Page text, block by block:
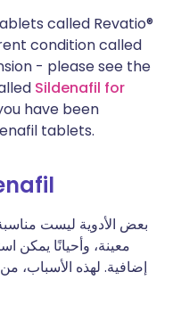
called Revatio®
condition called
- please see the
Sildenafil for
have been
tablets.
بعض الأدوية ليست
معينة، وأحيانًا يمكن
إضافية. لهذه الأسباب،